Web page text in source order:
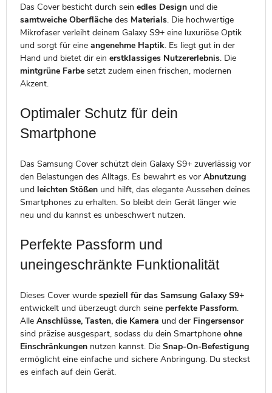
Das Cover besticht durch sein edles Designund die
samtweiche Oberflächedes Materials. Die hochwertige
Mikrofaser verleiht deinem Galaxy S9+ eine luxuriöse Optik
und sorgt für eine angenehme Haptik. Es liegt gut in der
Hand und bietet dir ein erstklassiges Nutzererlebnis. Die
mintgrüne Farbesetzt zudem einen frischen, modernen
Akzent.
Optimaler Schutz für dein
Smartphone
Das Samsung Cover schützt dein Galaxy S9+ zuverlässig vor
den Belastungen des Alltags. Es bewahrt es vor Abnutzung
und leichten Stößenund hilft, das elegante Aussehen deines
Smartphones zu erhalten. So bleibt dein Gerät länger wie
neu und du kannst es unbeschwert nutzen.
Perfekte Passform und
uneingeschränkte Funktionalität
Dieses Cover wurde speziell für das Samsung Galaxy S9+
entwickelt und überzeugt durch seine perfekte Passform.
Alle Anschlüsse, Tasten, die Kamera und der Fingersensor
sind präzise ausgespart, sodass du dein Smartphone ohne
Einschränkungennutzen kannst. Die Snap-On-Befestigung
ermöglicht eine einfache und sichere Anbringung. Du steckst
es einfach auf dein Gerät.